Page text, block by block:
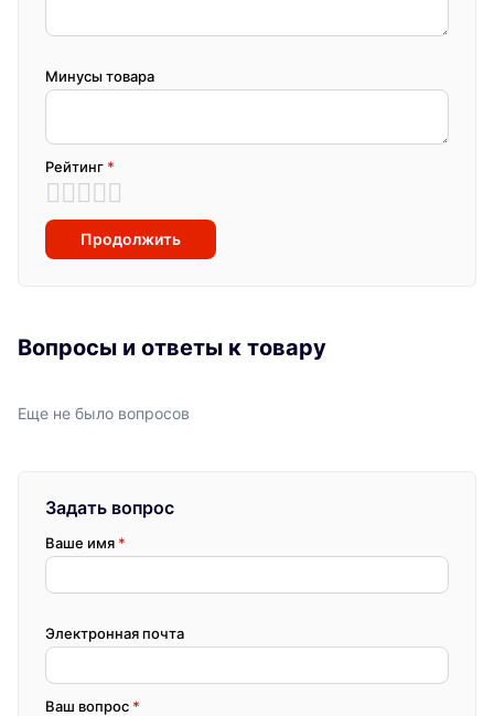
Минусы товара
Рейтинг *
Продолжить
Вопросы и ответы к товару
Еще не было вопросов
Задать вопрос
Ваше имя *
Электронная почта
Ваш вопрос *